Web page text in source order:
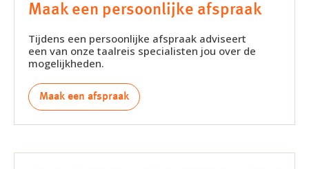
Maak een persoonlijke afspraak
Tijdens een persoonlijke afspraak adviseert
een van onze taalreis specialisten jou over de
mogelijkheden.
Maak een afspraak